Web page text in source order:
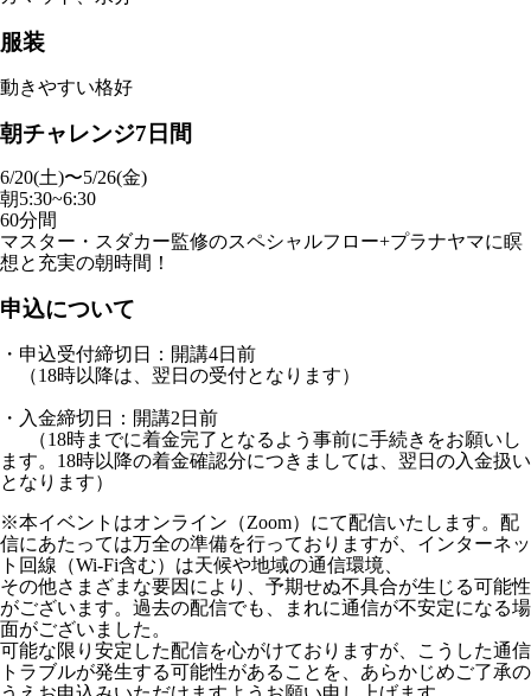
服装
動きやすい格好
朝チャレンジ7日間
6/20(土)〜5/26(金)
朝5:30~6:30
60分間
マスター・スダカー監修のスペシャルフロー+プラナヤマに瞑
想と充実の朝時間！
申込について
・申込受付締切日：開講4日前
（18時以降は、翌日の受付となります）
・入金締切日：開講2日前
（18時までに着金完了となるよう事前に手続きをお願いし
ます。18時以降の着金確認分につきましては、翌日の入金扱い
となります）
※本イベントはオンライン（Zoom）にて配信いたします。配
信にあたっては万全の準備を行っておりますが、インターネッ
ト回線（Wi-Fi含む）は天候や地域の通信環境、
その他さまざまな要因により、予期せぬ不具合が生じる可能性
がございます。過去の配信でも、まれに通信が不安定になる場
面がございました。
可能な限り安定した配信を心がけておりますが、こうした通信
トラブルが発生する可能性があることを、あらかじめご了承の